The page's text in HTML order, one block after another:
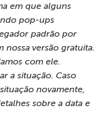
em que alguns
pop-ups
padrão por
versão gratuita.
com ele.
a situação. Caso
novamente,
sobre a data e